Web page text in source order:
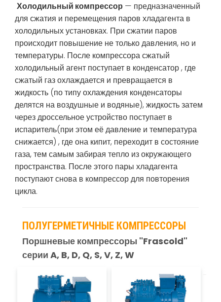
Холодильный компрессор — предназначенный
для сжатия и перемещения паров хладагента в
холодильных установках. При сжатии паров
происходит повышение не только давления, но и
температуры. После компрессора сжатый
холодильный агент поступает в конденсатор , где
сжатый газ охлаждается и превращается в
жидкость (по типу охлаждения конденсаторы
делятся на воздушные и водяные), жидкость затем
через дроссельное устройство поступает в
испаритель(при этом её давление и температура
снижается) , где она кипит, переходит в состояние
газа, тем самым забирая тепло из окружающего
пространства. После этого пары хладагента
поступают снова в компрессор для повторения
цикла.
ПОЛУГЕРМЕТИЧНЫЕ КОМПРЕССОРЫ
Поршневые компрессоры "Frascold"
серии A, B, D, Q, S, V, Z, W